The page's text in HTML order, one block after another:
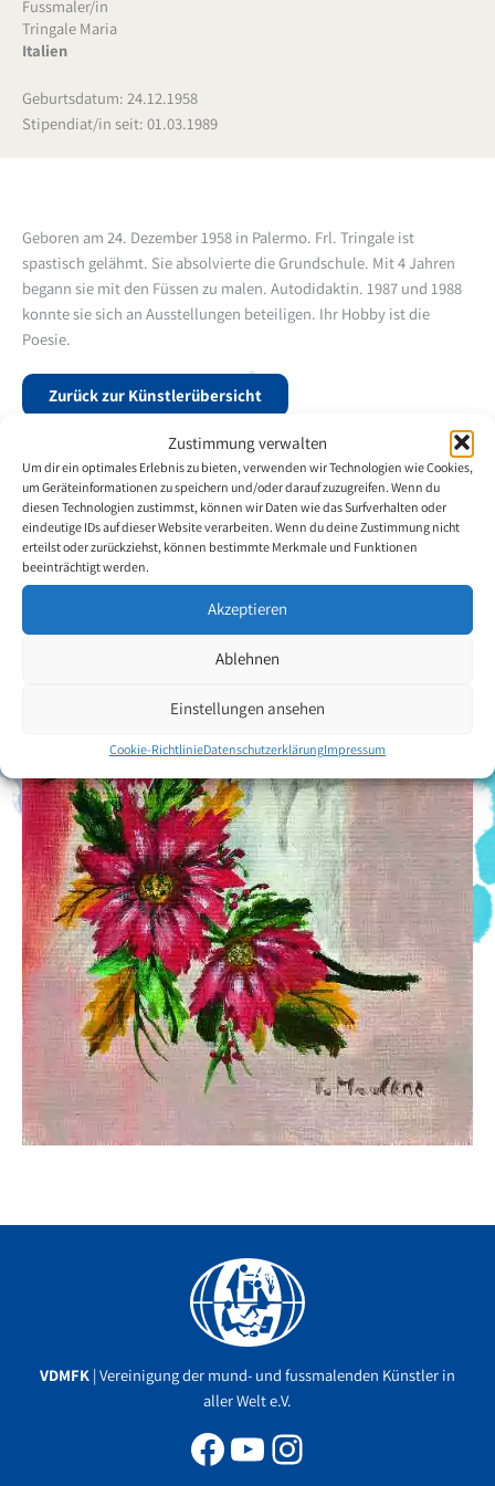
Zustimmung verwalten
Um dir ein optimales Erlebnis zu bieten, verwenden wir Technologien wie Cookies,
um Geräteinformationen zu speichern und/oder darauf zuzugreifen. Wenn du
diesen Technologien zustimmst, können wir Daten wie das Surfverhalten oder
eindeutige IDs auf dieser Website verarbeiten. Wenn du deine Zustimmung nicht
erteilst oder zurückziehst, können bestimmte Merkmale und Funktionen
beeinträchtigt werden.
Akzeptieren
Ablehnen
Einstellungen ansehen
Cookie-RichtlinieDatenschutzerklärungImpressum
Fussmaler/in
Tringale Maria
Italien
Geburtsdatum: 24.12.1958
Stipendiat/in seit: 01.03.1989
Geboren am 24. Dezember 1958 in Palermo. Frl. Tringale ist
spastisch gelähmt. Sie absolvierte die Grundschule. Mit 4 Jahren
begann sie mit den Füssen zu malen. Autodidaktin. 1987 und 1988
konnte sie sich an Ausstellungen beteiligen. Ihr Hobby ist die
Poesie.
Zurück zur Künstlerübersicht
VDMFK | Vereinigung der mund- und fussmalenden Künstler in
aller Welt e.V.
Facebook
YouTube
Instagram